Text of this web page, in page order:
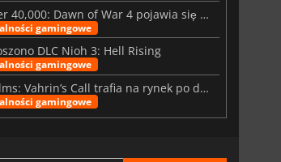
W Warhammer 40,000: Dawn of War 4 pojawia się frakcja Nekronów
gamingowe
DLC Nioh 3: Hell Rising
gamingowe
Forsaken Realms: Vahrin’s Call trafia na rynek po dziesięciu latach prac
gamingowe